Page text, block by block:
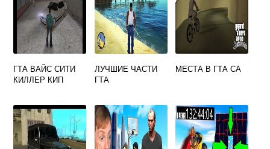
ГТА ВАЙС СИТИ
КИЛЛЕР КИП
ЛУЧШИЕ ЧАСТИ
ГТА
МЕСТА В ГТА СА